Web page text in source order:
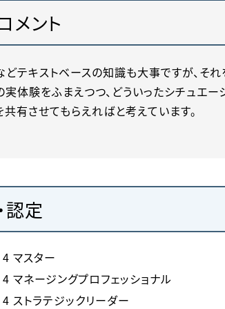
メント
テキストベースの知識も大事ですが、そ
体験をふまえつつ、どういったシチュエ
有させてもらえればと考えています。
認定
マスター
マネージングプロフェッショナル
ストラテジックリーダー